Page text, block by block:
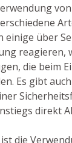
einige über
reagieren,
die beim
Es gibt
direkt
die